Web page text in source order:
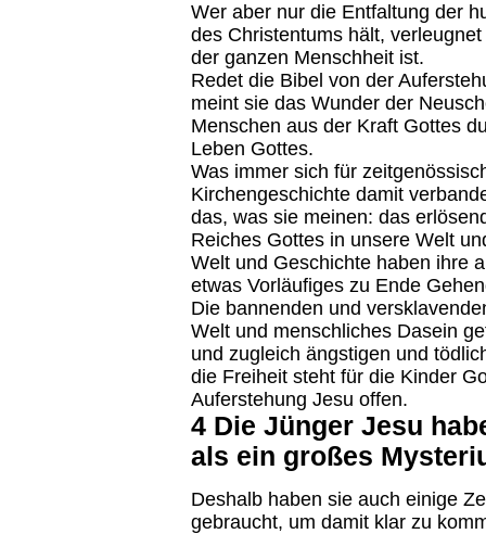
Wer aber nur die Entfaltung der
des Christentums hält,
der ganzen Menschheit ist.
Redet die Bibel von der
meint sie das Wunder der
Menschen aus der Kraft Gottes
Leben Gottes.
Was immer sich für
Kirchengeschichte damit
das, was sie meinen: das
Reiches Gottes in unsere Welt
Welt und Geschichte haben ihre
etwas Vorläufiges zu Ende
Die bannenden und
Welt und menschliches Dasein
und zugleich ängstigen und
die Freiheit steht für die Kinder
Auferstehung Jesu offen.
4 Die Jünger Jesu
als ein großes
Deshalb haben sie auch einige
gebraucht, um damit klar zu